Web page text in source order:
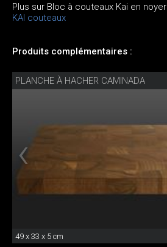
Plus sur Bloc à couteaux Kai en noyer
KAI couteaux
Produits complémentaires :
PLANCHE À HACHER CAMINADA
49 x 33 x 5 cm